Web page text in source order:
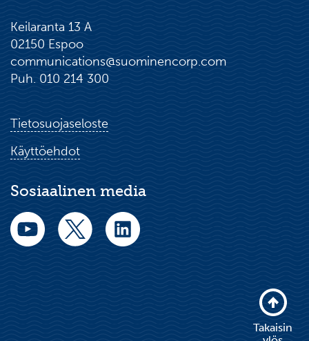
Keilaranta 13 A
02150 Espoo
communications@suominencorp.com
Puh. 010 214 300
Tietosuojaseloste
Käyttöehdot
Sosiaalinen media
Takaisin